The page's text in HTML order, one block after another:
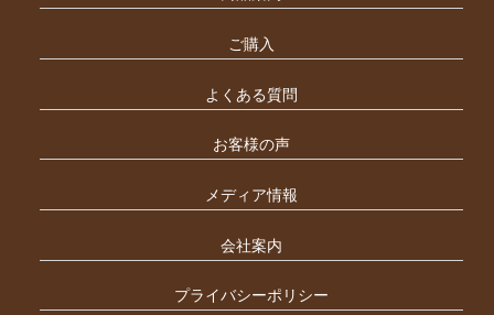
ご購入
よくある質問
お客様の声
メディア情報
会社案内
プライバシーポリシー